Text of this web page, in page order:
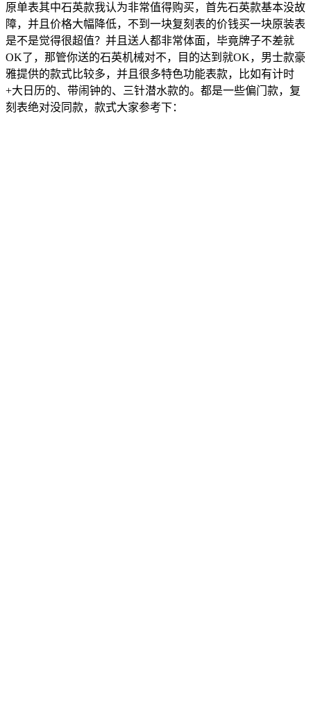
原单表其中石英款我认为非常值得购买，首先石英款基本没故
障，并且价格大幅降低，不到一块复刻表的价钱买一块原装表
是不是觉得很超值？并且送人都非常体面，毕竟牌子不差就
OK了，那管你送的石英机械对不，目的达到就OK，男士款豪
雅提供的款式比较多，并且很多特色功能表款，比如有计时
+大日历的、带闹钟的、三针潜水款的。都是一些偏门款，复
刻表绝对没同款，款式大家参考下：